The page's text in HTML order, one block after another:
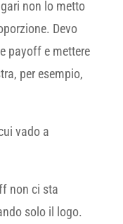
non lo metto
Devo
payoff e mettere
per esempio,
vado a
non ci sta
solo il logo.